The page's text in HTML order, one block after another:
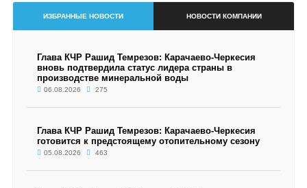
ИЗБРАННЫЕ НОВОСТИ НОВОСТИ КОМПАНИИ
Глава КЧР Рашид Темрезов: Карачаево-Черкесия
вновь подтвердила статус лидера страны в
производстве минеральной воды
06.08.2026 275
Глава КЧР Рашид Темрезов: Карачаево-Черкесия
готовится к предстоящему отопительному сезону
05.08.2026 463